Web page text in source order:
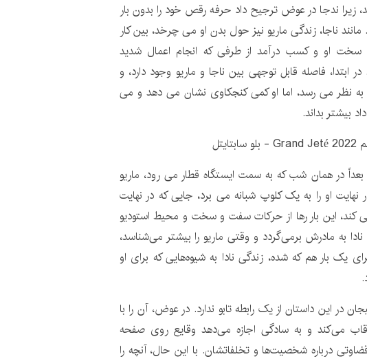
زیرا ندجا در عوض ترجیح داد حرفه رقص خود را بدون بار
ناجا، زندگی ماریو نیز حول بدن او می چرخد، بین کار
سخت او و کسب درآمد از طرفی که انجام اعمال شدید
ابتدا، فاصله قابل توجهی بین ناجا و ماریو وجود دارد، و
نظر می رسد، اما او کمی کنجکاوی نشان می دهد و می
بیشتر بداند.
بعداً در همان شب که به سمت ایستگاه قطار می رود، ماریو
نهایت او را به یک کلوپ شبانه می برد، جایی که در نهایت
کند، این بار رها از حرکات سفت و سخت و محیط استودیو
به مادرش برمی‌گردد و وقتی ماریو را بیشتر می‌شناسد،
یک بار هم که شده، زندگی نادا به شیوه‌هایی که برای او
در این داستان از یک رابطه تابو ندارد. در عوض، آن را با
می‌کند و به سادگی اجازه می‌دهد وقایع روی صفحه
درباره شخصیت‌ها و تخلفاتشان. با این حال، آنچه را